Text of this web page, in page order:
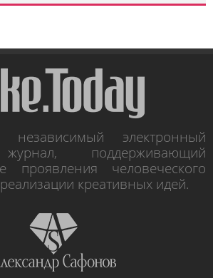
электронный
поддерживающий
проявления человеческого
креативных идей.